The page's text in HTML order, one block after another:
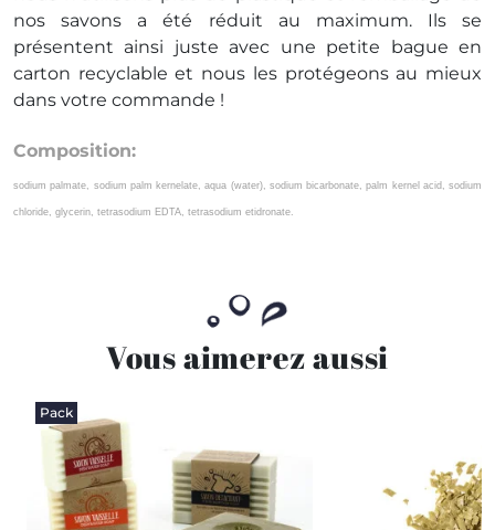
nos savons a été réduit au maximum. Ils se
présentent ainsi juste avec une petite bague en
carton recyclable et nous les protégeons au mieux
dans votre commande !
Composition:
sodium palmate, sodium palm kernelate, aqua (water), sodium bicarbonate, palm kernel acid, sodium
chloride, glycerin, tetrasodium EDTA, tetrasodium etidronate.
Vous aimerez aussi
Pack